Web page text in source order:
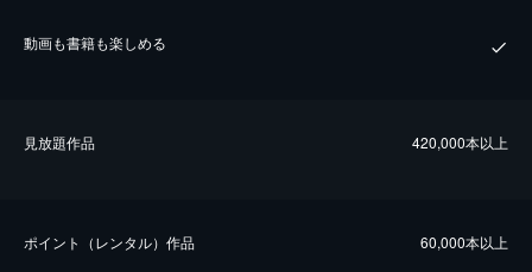
動画も書籍も楽しめる
⾒放題作品 420,000本以上
ポイント（レンタル）作品 60,000本以上